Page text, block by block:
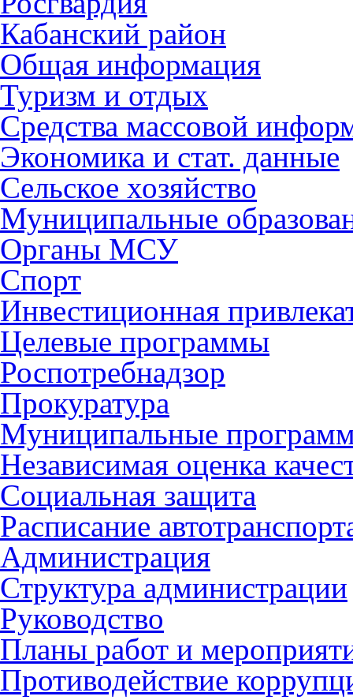
Кабанский район
Общая информация
Туризм и отдых
Средства массовой
Экономика и стат. данные
Сельское хозяйство
Муниципальные
Органы МСУ
Спорт
Инвестиционная
Целевые программы
Роспотребнадзор
Прокуратура
Муниципальные
Независимая оценка
Социальная защита
Расписание
Администрация
Структура администрации
Руководство
Планы работ и
Противодействие